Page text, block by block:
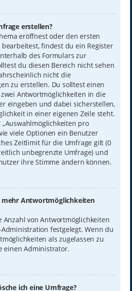
erstellen?
eröffnest oder den ersten
bearbeitest, findest du ein Register
des Formulars zur
du diesen Bereich nicht sehen
nicht die
zu erstellen. Du solltest einen
Antwortmöglichkeiten in die
eingeben und dabei sicherstellen,
in einer eigenen Zeile steht.
pro
viele Optionen ein Benutzer
Zeitlimit für die Umfrage gilt (0
unbegrenzte Umfrage) und
ihre Stimme ändern können.
mehr Antwortmöglichkeiten
Anzahl von Antwortmöglichkeiten
festgelegt. Wenn du
als zugelassen zu
einen Administrator.
ich eine Umfrage?